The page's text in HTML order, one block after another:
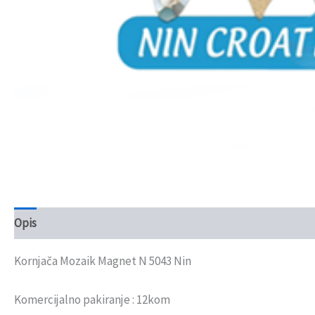
Opis
Kornjača Mozaik Magnet N 5043 Nin
Komercijalno pakiranje : 12kom